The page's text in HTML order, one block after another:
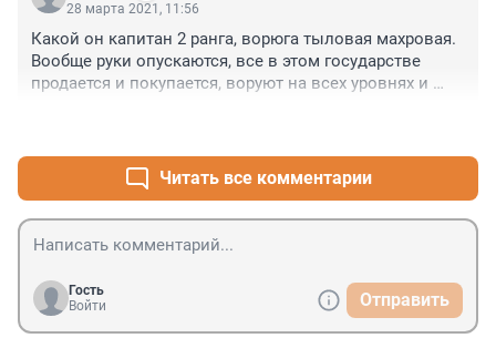
28 марта 2021, 11:56
Какой он капитан 2 ранга, ворюга тыловая махровая.
Вообще руки опускаются, все в этом государстве
продается и покупается, воруют на всех уровнях и
Читать все комментарии
Гость
Войти
Отправить